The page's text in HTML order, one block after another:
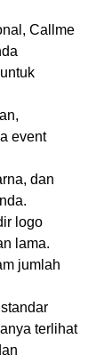
Callme
event
dan
logo
lama.
jumlah
terlihat